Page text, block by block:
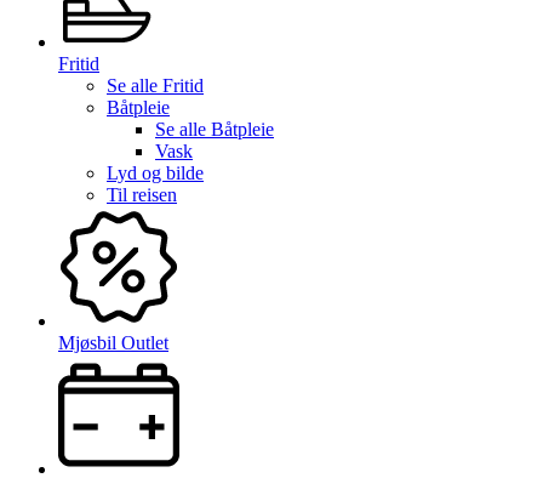
Fritid
Se alle Fritid
Båtpleie
Se alle Båtpleie
Vask
Lyd og bilde
Til reisen
Mjøsbil Outlet